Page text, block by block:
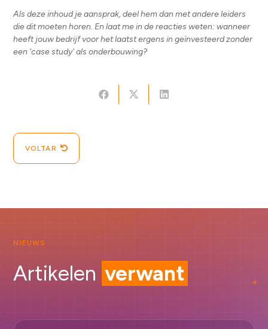
Als deze inhoud je aansprak, deel hem dan met andere leiders
die dit moeten horen. En laat me in de reacties weten: wanneer
heeft jouw bedrijf voor het laatst ergens in geïnvesteerd zonder
een 'case study' als onderbouwing?
VOLTAR
NIEUWS
Artikelen verwant